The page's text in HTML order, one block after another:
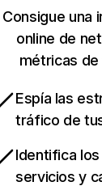
Consigue una
online de
métricas
Espía las
tráfico de
Identifica
servicios y